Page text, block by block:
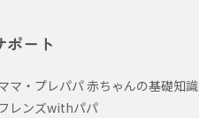
ポート
マ・プレパパ 赤ちゃんの基礎知識
レンズwithパパ